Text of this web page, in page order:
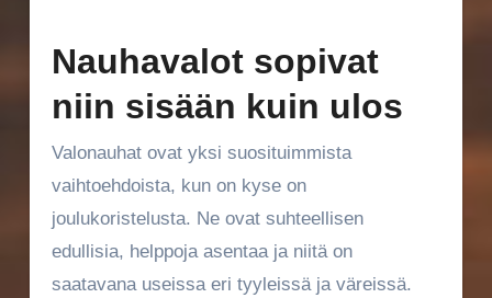
Nauhavalot sopivat
niin sisään kuin ulos
Valonauhat ovat yksi suosituimmista
vaihtoehdoista, kun on kyse on
joulukoristelusta. Ne ovat suhteellisen
edullisia, helppoja asentaa ja niitä on
saatavana useissa eri tyyleissä ja väreissä.